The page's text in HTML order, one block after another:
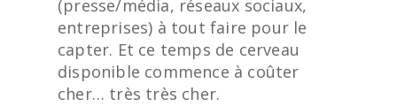
(presse/média, réseaux sociaux,
entreprises) à tout faire pour le
capter. Et ce temps de cerveau
disponible commence à coûter
cher… très très cher.